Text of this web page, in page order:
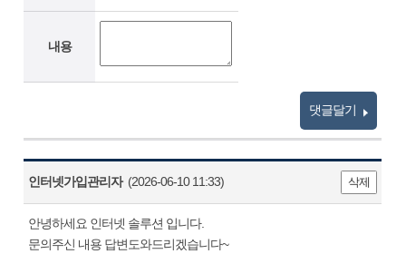
내용
댓글달기
인터넷가입관리자(2026-06-10 11:33) 삭제
안녕하세요 인터넷 솔루션 입니다.
문의주신 내용 답변도와드리겠습니다~